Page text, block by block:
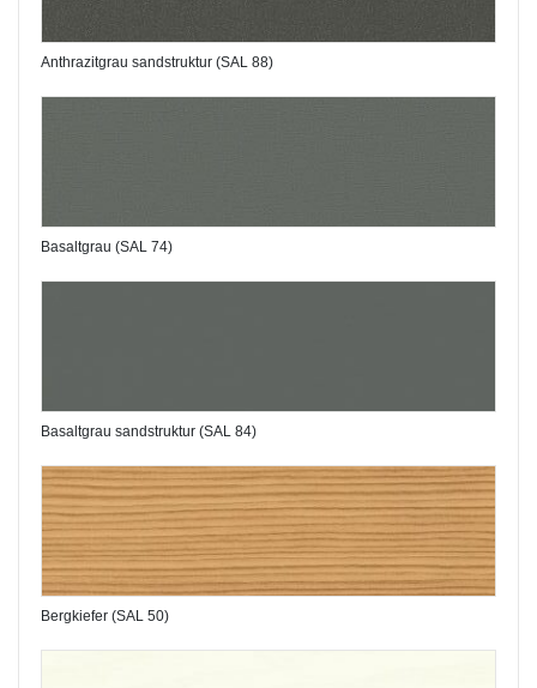
Anthrazitgrau sandstruktur (SAL 88)
Basaltgrau (SAL 74)
Basaltgrau sandstruktur (SAL 84)
Bergkiefer (SAL 50)